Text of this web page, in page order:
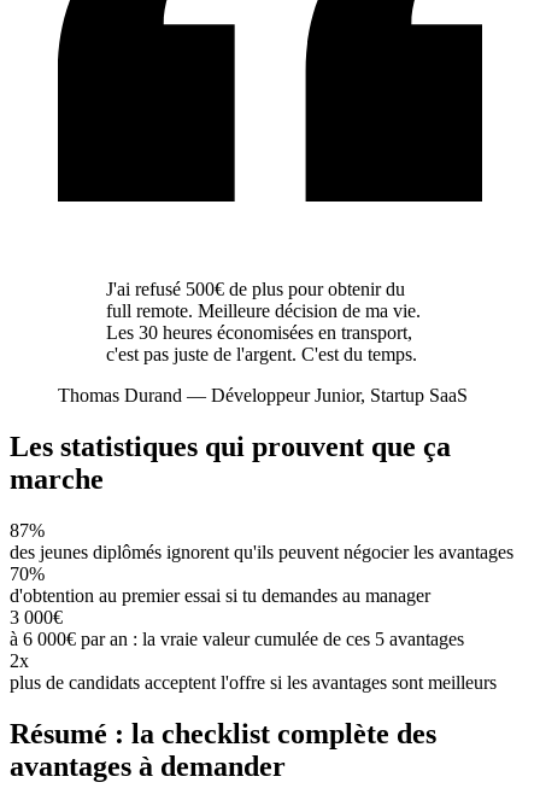
J'ai refusé 500€ de plus pour obtenir du
full remote. Meilleure décision de ma vie.
Les 30 heures économisées en transport,
c'est pas juste de l'argent. C'est du temps.
Thomas Durand — Développeur Junior, Startup SaaS
Les statistiques qui prouvent que ça
marche
87%
des jeunes diplômés ignorent qu'ils peuvent négocier les avantages
70%
d'obtention au premier essai si tu demandes au manager
3 000€
à 6 000€ par an : la vraie valeur cumulée de ces 5 avantages
2x
plus de candidats acceptent l'offre si les avantages sont meilleurs
Résumé : la checklist complète des
avantages à demander